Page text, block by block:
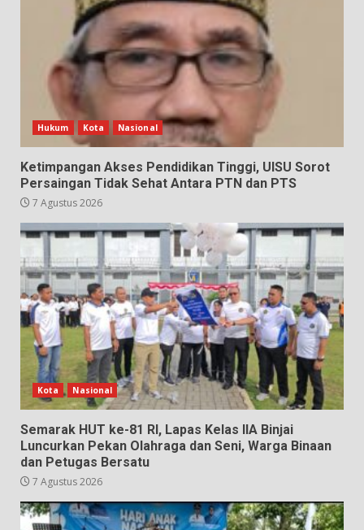
Hukum Kota Nasional
Ketimpangan Akses Pendidikan Tinggi, UISU Sorot
Persaingan Tidak Sehat Antara PTN dan PTS
7 Agustus 2026
Kota Nasional
Semarak HUT ke-81 RI, Lapas Kelas IIA Binjai
Luncurkan Pekan Olahraga dan Seni, Warga Binaan
dan Petugas Bersatu
7 Agustus 2026